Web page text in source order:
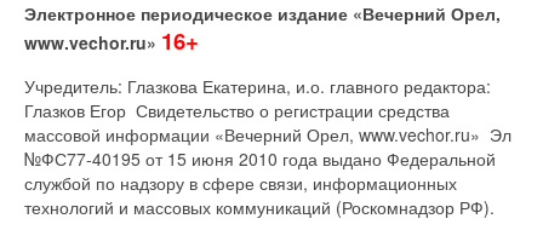
Электронное периодическое издание «Вечерний Орел,
www.vechor.ru» 16+
Учредитель: Глазкова Екатерина, и.о. главного редактора:
Глазков Егор Свидетельство о регистрации средства
массовой информации «Вечерний Орел, www.vechor.ru» Эл
№ФС77-40195 от 15 июня 2010 года выдано Федеральной
службой по надзору в сфере связи, информационных
технологий и массовых коммуникаций (Роскомнадзор РФ).